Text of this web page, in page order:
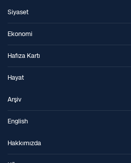
Siyaset
Ekonomi
Hafıza Kartı
Hayat
Arşiv
English
Hakkımızda